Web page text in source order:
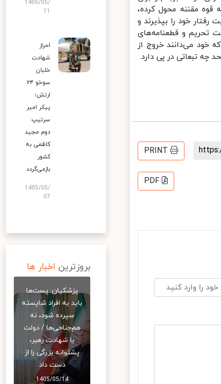
مقننه محول کرده،
خود را بپذیرند و
تحریم و قطعنامه‌های
خود می‌دانند خروج از
تبعاتی در پی دارد.
PRINT
PDF
1405/05/
احراز
شهادت
خلبان
سوخو ۲۴
ارتش؛
پیکر امیر
سرتیپ
دوم مجید
کاظمی به
کشور
بازمی‌گردد
1405/05/
07
بروزترین اخبار ها
پزشکیان: پست‌ها
باید به افراد شایسته
سپرده شود، نه
هم‌جناحی‌ها / دولت
با شهادت رهبر،
پشتوانه بزرگی را از
دست داد
1405/05/14